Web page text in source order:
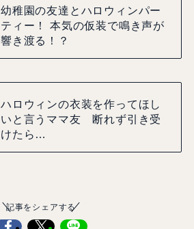
幼稚園の友達とハロウィンパー
ティー！ 本気の仮装で鳴き声が
響き渡る！？
ハロウィンの衣装を作ってほし
いと言うママ友 断れず引き受
けたら…
記事をシェアする